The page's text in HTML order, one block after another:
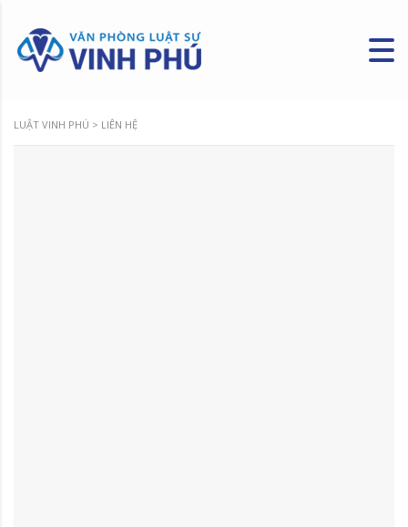
LUẬT VINH PHÚ > LIÊN HỆ